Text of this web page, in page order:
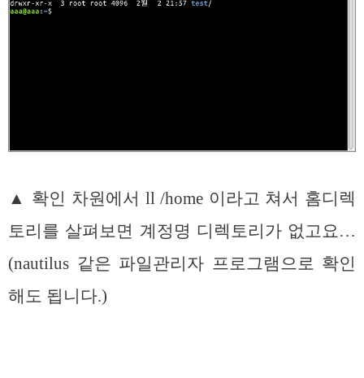
▲ 확인 차원에서 ll /home 이라고 쳐서 홈디렉
토리를 살펴보면 계정명 디렉토리가 없고요…
(nautilus 같은 파일관리자 프로그램으로 확인
해도 됩니다.)